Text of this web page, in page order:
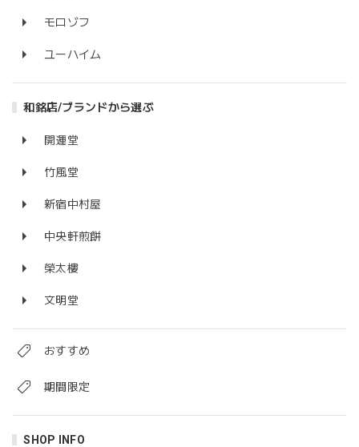
モロゾフ
ユーハイム
和銘店/ブランドから選ぶ
開運堂
竹風堂
新宿中村屋
中央軒煎餅
榮太樓
文明堂
おすすめ
期間限定
SHOP INFO